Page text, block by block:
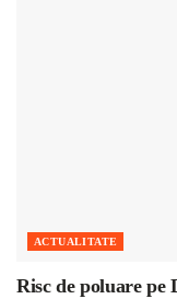
ACTUALITATE
Risc de poluare pe